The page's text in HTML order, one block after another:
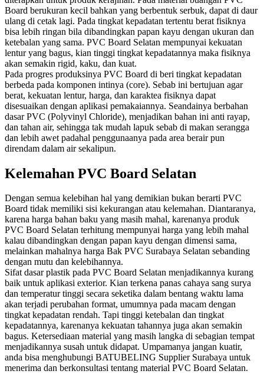
Board berukuran kecil bahkan yang berbentuk serbuk, dapat di daur
ulang di cetak lagi. Pada tingkat kepadatan tertentu berat fisiknya
bisa lebih ringan bila dibandingkan papan kayu dengan ukuran dan
ketebalan yang sama. PVC Board Selatan mempunyai kekuatan
lentur yang bagus, kian tinggi tingkat kepadatannya maka fisiknya
akan semakin rigid, kaku, dan kuat.
Pada progres produksinya PVC Board di beri tingkat kepadatan
berbeda pada komponen intinya (core). Sebab ini bertujuan agar
berat, kekuatan lentur, harga, dan karaktea fisiknya dapat
disesuaikan dengan aplikasi pemakaiannya. Seandainya berbahan
dasar PVC (Polyvinyl Chloride), menjadikan bahan ini anti rayap,
dan tahan air, sehingga tak mudah lapuk sebab di makan serangga
dan lebih awet padahal penggunaanya pada area berair pun
direndam dalam air sekalipun.
Kelemahan PVC Board Selatan
Dengan semua kelebihan hal yang demikian bukan berarti PVC
Board tidak memiliki sisi kekurangan atau kelemahan. Diantaranya,
karena harga bahan baku yang masih mahal, karenanya produk
PVC Board Selatan terhitung mempunyai harga yang lebih mahal
kalau dibandingkan dengan papan kayu dengan dimensi sama,
melainkan mahalnya harga Bak PVC Surabaya Selatan sebanding
dengan mutu dan kelebihannya.
Sifat dasar plastik pada PVC Board Selatan menjadikannya kurang
baik untuk aplikasi exterior. Kian terkena panas cahaya sang surya
dan temperatur tinggi secara seketika dalam bentang waktu lama
akan terjadi perubahan format, umumnya pada macam dengan
tingkat kepadatan rendah. Tapi tinggi ketebalan dan tingkat
kepadatannya, karenanya kekuatan tahannya juga akan semakin
bagus. Ketersediaan material yang masih langka di sebagian tempat
menjadikannya susah untuk didapat. Umpamanya jangan kuatir,
anda bisa menghubungi BATUBELING Supplier Surabaya untuk
menerima dan berkonsultasi tentang material PVC Board Selatan.